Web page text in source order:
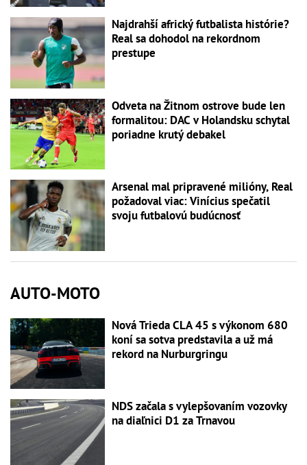
Najdrahší africký futbalista histórie?
Real sa dohodol na rekordnom
prestupe
Odveta na Žitnom ostrove bude len
formalitou: DAC v Holandsku schytal
poriadne krutý debakel
Arsenal mal pripravené milióny, Real
požadoval viac: Vinícius spečatil
svoju futbalovú budúcnosť
AUTO-MOTO
Nová Trieda CLA 45 s výkonom 680
koní sa sotva predstavila a už má
rekord na Nurburgringu
NDS začala s vylepšovaním vozovky
na diaľnici D1 za Trnavou